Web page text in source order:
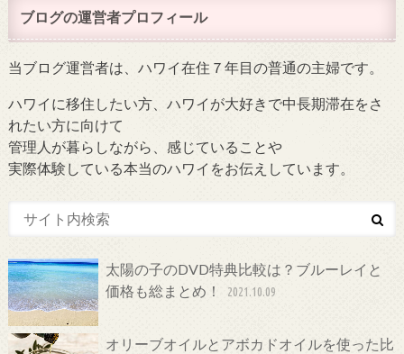
ブログの運営者プロフィール
当ブログ運営者は、ハワイ在住７年目の普通の主婦です。
ハワイに移住したい方、ハワイが大好きで中長期滞在をさ
れたい方に向けて
管理人が暮らしながら、感じていることや
実際体験している本当のハワイをお伝えしています。
太陽の子のDVD特典比較は？ブルーレイと
価格も総まとめ！
2021.10.09
オリーブオイルとアボカドオイルを使った比